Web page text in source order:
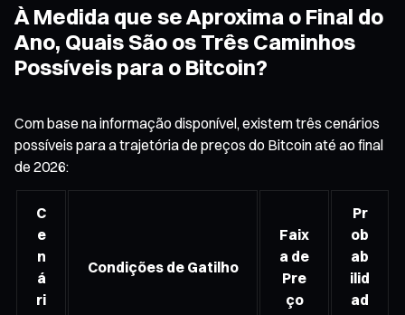
À Medida que se Aproxima o Final do
Ano, Quais São os Três Caminhos
Possíveis para o Bitcoin?
Com base na informação disponível, existem três cenários
possíveis para a trajetória de preços do Bitcoin até ao final
de 2026:
C
e
n
á
ri
Condições de Gatilho
Faix
a de
Pre
ço
Pr
ob
ab
ilid
ad